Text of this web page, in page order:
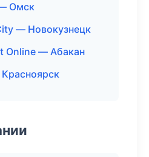
Омск
— Новокузнецк
Online — Абакан